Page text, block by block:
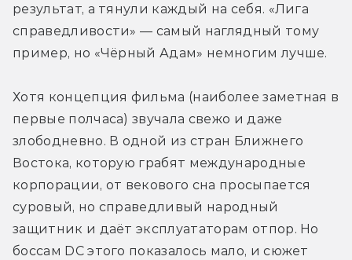
результат, а тянули каждый на себя. «Лига
справедливости» — самый наглядный тому
пример, но «Чёрный Адам» немногим лучше.
Хотя концепция фильма (наиболее заметная в
первые полчаса) звучала свежо и даже
злободневно. В одной из стран Ближнего
Востока, которую грабят международные
корпорации, от векового сна просыпается
суровый, но справедливый народный
защитник и даёт эксплуататорам отпор. Но
боссам DC этого показалось мало, и сюжет